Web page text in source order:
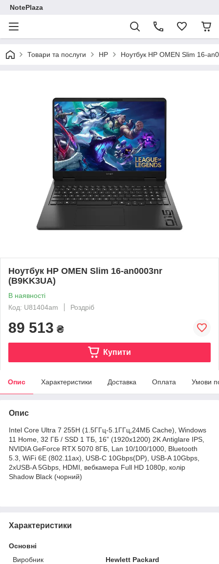
NotePlaza
Товари та послуги HP Ноутбук HP OMEN Slim 16-
Ноутбук HP OMEN Slim 16-an0003nr
(B9KK3UA)
В наявності
Код: U81404am
Роздріб
89 513 ₴
Купити
Опис Характеристики Доставка Оплата Умови
Опис
Intel Core Ultra 7 255H (1.5ГГц-5.1ГГц,24МБ Cache), Windows
11 Home, 32 ГБ / SSD 1 ТБ, 16” (1920x1200) 2K Antiglare IPS,
NVIDIA GeForce RTX 5070 8ГБ, Lan 10/100/1000, Bluetooth
5.3, WiFi 6E (802.11ax), USB-C 10Gbps(DP), USB-A 10Gbps,
2xUSB-A 5Gbps, HDMI, вебкамера Full HD 1080p, колір
Shadow Black (чорний)
Характеристики
Основні
Виробник
Hewlett Packard